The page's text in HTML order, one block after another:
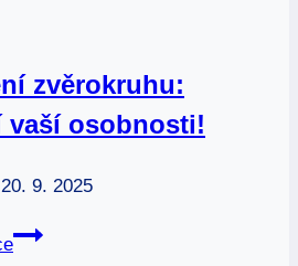
zvěrokruhu:
vaší osobnosti!
20. 9. 2025
12